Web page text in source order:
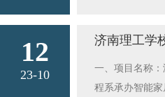
的设备和专业
投标，投标人
A306室。七、
12
23-10
济南理工学
一、项目名称
程系承办智能